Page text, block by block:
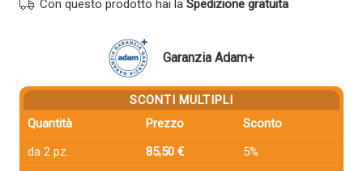
EXV3DR
Con questo prodotto hai la Spedizione gratuita
Garanzia Adam+
SCONTI MULTIPLI
Quantità
Prezzo
Sconto
da 2 pz.
85,50 €
5%